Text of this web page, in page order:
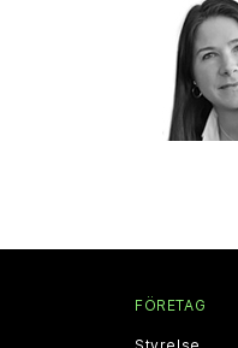
FÖRETAG